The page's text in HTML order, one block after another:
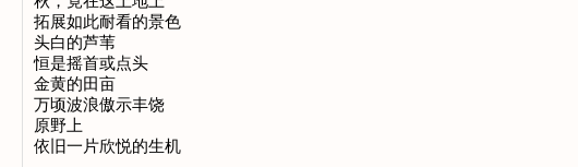
拓展如此耐看的景色
头白的芦苇
恒是摇首或点头
金黄的田亩
万顷波浪傲示丰饶
原野上
依旧一片欣悦的生机